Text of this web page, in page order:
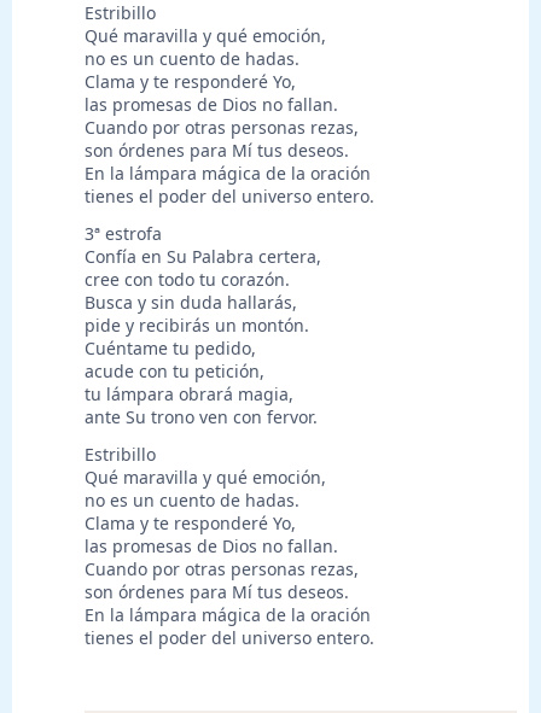
Estribillo
Qué maravilla y qué emoción,
no es un cuento de hadas.
Clama y te responderé Yo,
las promesas de Dios no fallan.
Cuando por otras personas rezas,
son órdenes para Mí tus deseos.
En la lámpara mágica de la oración
tienes el poder del universo entero.
3ª estrofa
Confía en Su Palabra certera,
cree con todo tu corazón.
Busca y sin duda hallarás,
pide y recibirás un montón.
Cuéntame tu pedido,
acude con tu petición,
tu lámpara obrará magia,
ante Su trono ven con fervor.
Estribillo
Qué maravilla y qué emoción,
no es un cuento de hadas.
Clama y te responderé Yo,
las promesas de Dios no fallan.
Cuando por otras personas rezas,
son órdenes para Mí tus deseos.
En la lámpara mágica de la oración
tienes el poder del universo entero.